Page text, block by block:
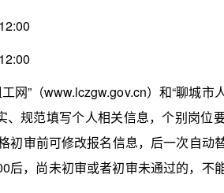
”（www.lczgw.gov.cn）和“聊城市
、规范填写个人相关信息，个别岗位
初审前可修改报名信息，后一次自动
，尚未初审或者初审未通过的，不